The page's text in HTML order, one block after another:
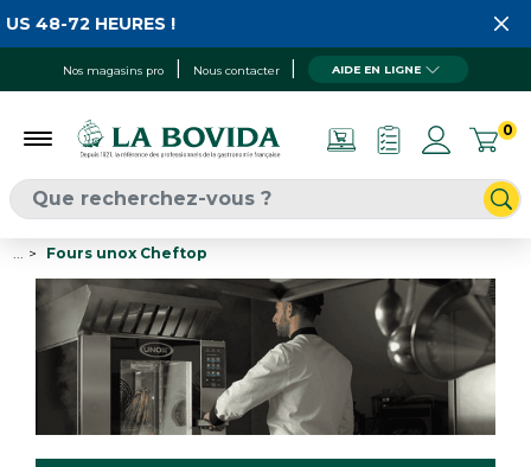
Nos magasins pro Nous contacter AIDE EN LIGNE
0
48-72 HEURES !
Fours unox Cheftop